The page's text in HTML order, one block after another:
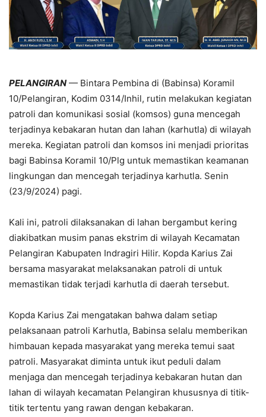
PELANGIRAN — Bintara Pembina di (Babinsa) Koramil
10/Pelangiran, Kodim 0314/Inhil, rutin melakukan kegiatan
patroli dan komunikasi sosial (komsos) guna mencegah
terjadinya kebakaran hutan dan lahan (karhutla) di wilayah
mereka. Kegiatan patroli dan komsos ini menjadi prioritas
bagi Babinsa Koramil 10/Plg untuk memastikan keamanan
lingkungan dan mencegah terjadinya karhutla. Senin
(23/9/2024) pagi.
Kali ini, patroli dilaksanakan di lahan bergambut kering
diakibatkan musim panas ekstrim di wilayah Kecamatan
Pelangiran Kabupaten Indragiri Hilir. Kopda Karius Zai
bersama masyarakat melaksanakan patroli di untuk
memastikan tidak terjadi karhutla di daerah tersebut.
Kopda Karius Zai mengatakan bahwa dalam setiap
pelaksanaan patroli Karhutla, Babinsa selalu memberikan
himbauan kepada masyarakat yang mereka temui saat
patroli. Masyarakat diminta untuk ikut peduli dalam
menjaga dan mencegah terjadinya kebakaran hutan dan
lahan di wilayah kecamatan Pelangiran khususnya di titik-
titik tertentu yang rawan dengan kebakaran.